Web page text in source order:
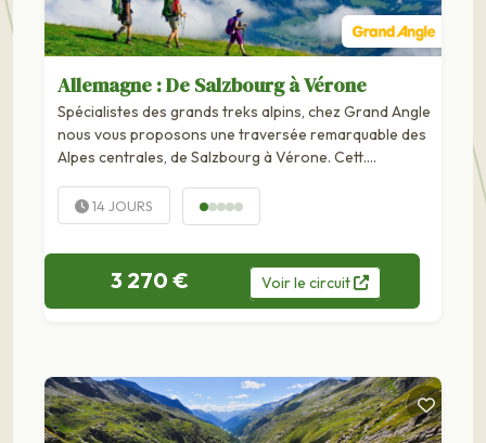
Allemagne : De Salzbourg à Vérone
Spécialistes des grands treks alpins, chez Grand Angle
nous vous proposons une traversée remarquable des
Alpes centrales, de Salzbourg à Vérone. Cett….
14 JOURS
3 270 € Voirle circuit